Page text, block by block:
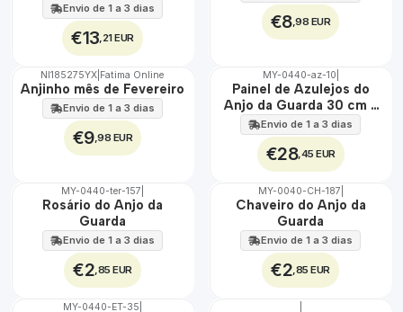
Envio de 1 a 3 dias
€13 ,21 EUR
€8,98 EUR
NI185275YX Fatima Online
Anjinho mês de Fevereiro
Envio de 1 a 3 dias
€9,98 EUR
🇵🇹
100%
EXT.
MY-0440-az-10
Painel de Azulejos do
Anjo da Guarda 30 cm x
45 cm
Envio de 1 a 3 dias
€28,45 EUR
🇵🇹
MY-0440-ter-157
Rosário do Anjo da
Guarda
Envio de 1 a 3 dias
€2 ,85 EUR
🇵🇹
MY-0040-CH-187
Chaveiro do Anjo da
Guarda
Envio de 1 a 3 dias
€2 ,85 EUR
MY-0440-ET-35